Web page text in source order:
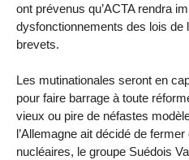
ont prévenus qu’ACTA rendra
dysfonctionnements des lois de
brevets.
Les mutinationales seront en
pour faire barrage à toute
vieux ou pire de néfastes
l’Allemagne ait décidé de
nucléaires, le groupe Suédois